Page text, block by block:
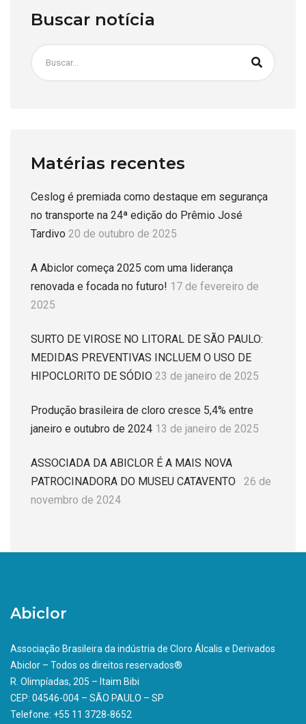
Buscar notícia
Matérias recentes
Ceslog é premiada como destaque em segurança
no transporte na 24ª edição do Prêmio José
Tardivo 20 de outubro de 2025
A Abiclor começa 2025 com uma liderança
renovada e focada no futuro! 17 de fevereiro de
2025
SURTO DE VIROSE NO LITORAL DE SÃO PAULO:
MEDIDAS PREVENTIVAS INCLUEM O USO DE
HIPOCLORITO DE SÓDIO 23 de janeiro de 2025
Produção brasileira de cloro cresce 5,4% entre
janeiro e outubro de 2024 13 de janeiro de 2025
ASSOCIADA DA ABICLOR É A MAIS NOVA
PATROCINADORA DO MUSEU CATAVENTO
26 de
novembro de 2024
Abiclor
Associação Brasileira da indústria de Cloro Álcalis e Derivados
Abiclor – Todos os direitos reservados®
R. Olimpíadas, 205 – Itaim Bibi
CEP: 04546-004 – SÃO PAULO – SP
Telefone: +55 11 3728-8652